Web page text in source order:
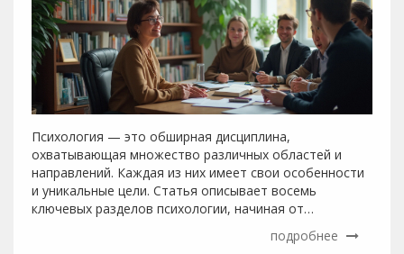
Психология — это обширная дисциплина,
охватывающая множество различных областей и
направлений. Каждая из них имеет свои особенности
и уникальные цели. Статья описывает восемь
ключевых разделов психологии, начиная от
клинической и социальной психологии и заканчивая
образовательной и экспериментальной. Понимание
подробнее